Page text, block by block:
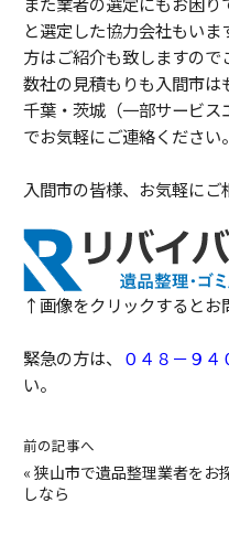
と選定した協力会社もい
方はご紹介も致しますので
数社の見積もりも入間市は
千葉・茨城（一部サービ
でお気軽にご連絡ください。
入間市の皆様、お気軽にご
↑画像をクリックするとお
緊急の方は、 ０４８－９４
い。
前の記事へ
« 狭山市で遺品整理業者をお
しなら